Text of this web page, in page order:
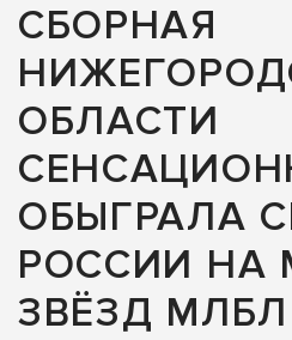
СБОРНАЯ
ОБЛАСТИ
ОБЫГРАЛА
РОССИИ НА
ЗВЁЗД МЛБЛ